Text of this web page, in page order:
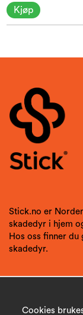
Kjøp
Stick.no er
skadedyr i hjem
Hos oss finner
skadedyr.
Cookies